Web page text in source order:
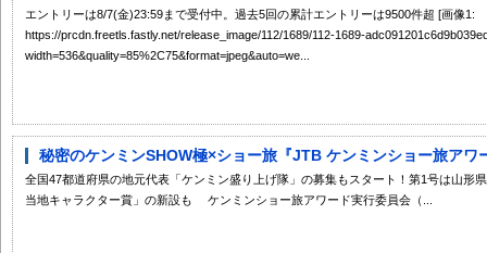
エントリーは8/7(金)23:59まで受付中。過去5回の累計エントリーは9500件超 [画像1:
https://prcdn.freetls.fastly.net/release_image/112/1689/112-1689-
width=536&quality=85%2C75&format=jpeg&auto=we...
秘密のケンミンSHOW極×ショー旅『JTB ケンミンショー旅アワ
全国47都道府県の地元代表「ケンミン盛り上げ隊」の募集もスタート！第1号は山形
当地キャラクター賞」の新設も ケンミンショー旅アワード実行委員会（...